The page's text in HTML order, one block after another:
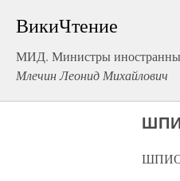
ВикиЧтение
МИД. Министры
Млечин Леонид Михайлович